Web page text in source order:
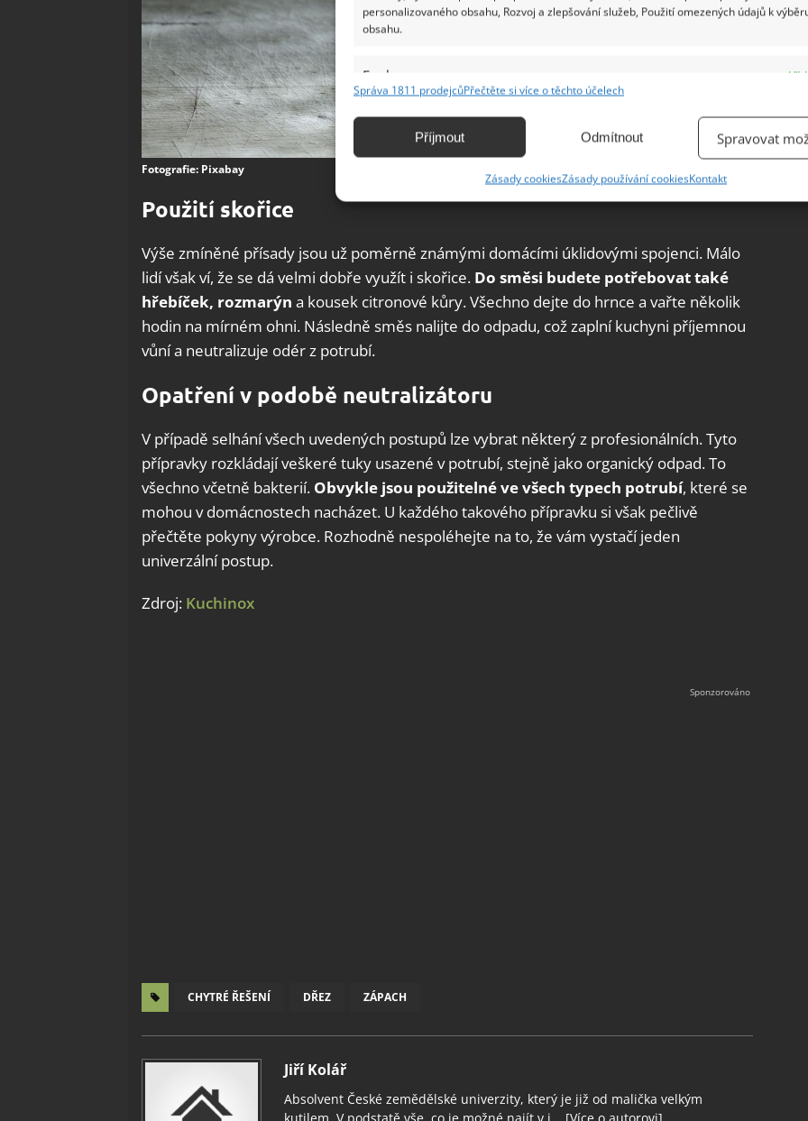
personalizovaného obsahu, Rozvoj a zlepšování služeb, Použití omezených údajů k
obsahu.
Funkce
Identifikace zařízení na základě automaticky přenášených informací.
základě aktivně vyžádaných informací.
odstraňování chyb, Poskytování a zobrazování reklamy a obsahu,
Ukládání a sdělování voleb ochrany osobních údajů.
Správa 1811 prodejcůPřečtěte si více o těchto účelech
Příjmout Odmítnout Spravovat
Zásady cookiesZásady používání cookiesKontakt
Fotografie: Pixabay
Použití skořice
Výše zmíněné přísady jsou už poměrně známými domácími úklidovými spojenci. Málo
lidí však ví, že se dá velmi dobře využít i skořice. Do směsi budete potřebovat také
hřebíček, rozmarýn a kousek citronové kůry. Všechno dejte do hrnce a vařte několik
hodin na mírném ohni. Následně směs nalijte do odpadu, což zaplní kuchyni příjemnou
vůní a neutralizuje odér z potrubí.
Opatření v podobě neutralizátoru
V případě selhání všech uvedených postupů lze vybrat některý z profesionálních. Tyto
přípravky rozkládají veškeré tuky usazené v potrubí, stejně jako organický odpad. To
všechno včetně bakterií. Obvykle jsou použitelné ve všech typech potrubí, které se
mohou v domácnostech nacházet. U každého takového přípravku si však pečlivě
přečtěte pokyny výrobce. Rozhodně nespoléhejte na to, že vám vystačí jeden
univerzální postup.
Zdroj: Kuchinox
CHYTRÉ ŘEŠENÍ DŘEZ ZÁPACH
Jiří Kolář
Absolvent České zemědělské univerzity, který je již od malička velkým